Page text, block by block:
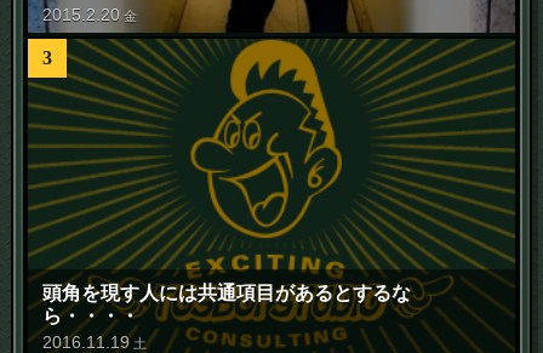
2015 2 20 金
3
頭角を現す人には共通項目があるとするな
ら・・・・
2016 11 19 土